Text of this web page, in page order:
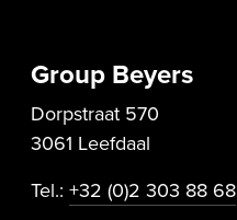
Group Beyers
Dorpstraat 570
3061 Leefdaal
Tel.: +32 (0)2 303 88 68